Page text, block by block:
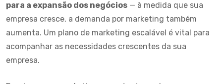
para a expansão dos negócios — à medida que sua
empresa cresce, a demanda por marketing também
aumenta. Um plano de marketing escalável é vital para
acompanhar as necessidades crescentes da sua
empresa.